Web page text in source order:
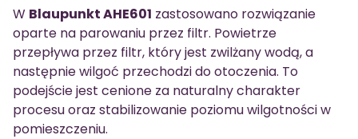
W Blaupunkt AHE601 zastosowano rozwiązanie
oparte na parowaniu przez filtr. Powietrze
przepływa przez filtr, który jest zwilżany wodą, a
następnie wilgoć przechodzi do otoczenia. To
podejście jest cenione za naturalny charakter
procesu oraz stabilizowanie poziomu wilgotności w
pomieszczeniu.